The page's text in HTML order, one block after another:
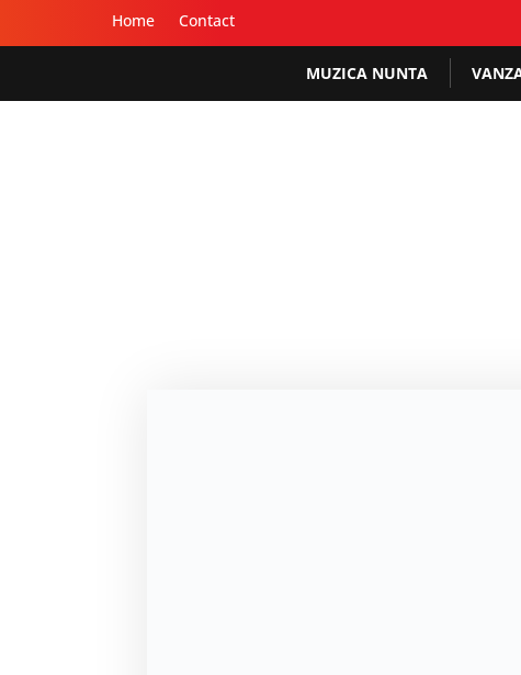
Home Contact
MUZICA NUNTA